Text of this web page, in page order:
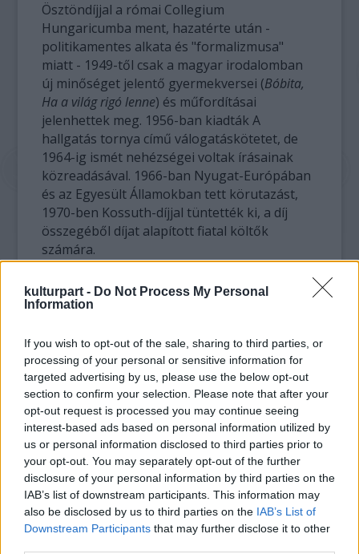
kulturpart - Do Not Process My Personal
Information
If you wish to opt-out of the sale, sharing to third parties, or
processing of your personal or sensitive information for
targeted advertising by us, please use the below opt-out
section to confirm your selection. Please note that after your
opt-out request is processed you may continue seeing
interest-based ads based on personal information utilized by
us or personal information disclosed to third parties prior to
your opt-out. You may separately opt-out of the further
disclosure of your personal information by third parties on the
IAB’s list of downstream participants. This information may
also be disclosed by us to third parties on the IAB’s List of
Downstream Participants that may further disclose it to other
Ösztöndíjjal a római Collegium
Hungaricumba ment, hazatérte után -
politikamentes alkata és "formalizmusa"
miatt - 1949-től csak a magyar irodalomban
új minőséget jelentő gyermekversei (Bóbita,
Ha a világ rigó lenne) és műfordításai
jelenhettek meg. 1956-ban kiadták A
hallgatás tornya című válogatáskötetet, de
1964-ig ismét nehézségei voltak írásainak
közreadásával. 1966-ban Nyugat-Európában
és az Egyesült Államokban tett körutazást,
1970-ben Kossuth-díjjal tüntették ki, a díj
összegéből díjat alapított fiatal költők
számára.
1987-ben